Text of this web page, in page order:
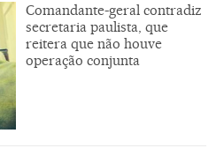
Comandante-geral contradiz
secretaria paulista, que
reitera que não houve
operação conjunta